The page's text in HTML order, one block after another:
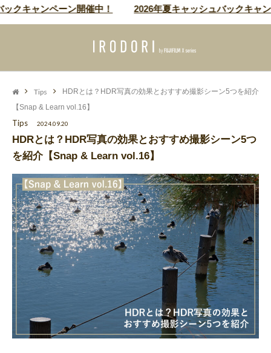
ャンペーン開催中！ 2026年夏キャッシュバックキャンペー
Tips
HDRとは？HDR写真の効果とおすすめ撮影シーン5つを紹介
【Snap & Learn vol.16】
Tips 2024.09.20
HDRとは？HDR写真の効果とおすすめ撮影シーン5つ
を紹介【Snap & Learn vol.16】